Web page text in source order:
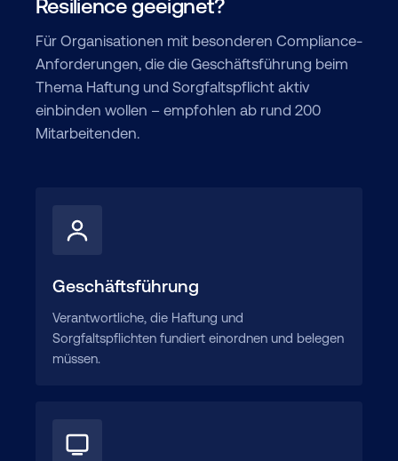
Resilience geeignet?
Für Organisationen mit besonderen Compliance-
Anforderungen, die die Geschäftsführung beim
Thema Haftung und Sorgfaltspflicht aktiv
einbinden wollen – empfohlen ab rund 200
Mitarbeitenden.
Geschäftsführung
Verantwortliche, die Haftung und
Sorgfaltspflichten fundiert einordnen und belegen
müssen.